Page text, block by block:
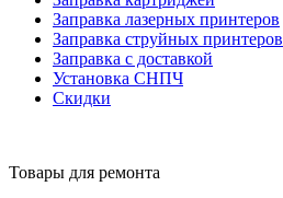
Заправка лазерных принтеров
Заправка струйных принтеров
Заправка с доставкой
Установка СНПЧ
Скидки
Товары для ремонта